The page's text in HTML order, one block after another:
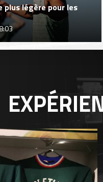
plus légère pour les